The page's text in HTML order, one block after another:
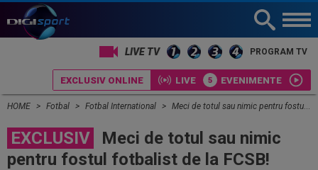
LIVE TV PROGRAM TV
EXCLUSIV ONLINE LIVE EVENIMENTE
HOME Fotbal Fotbal International Meci de totul sau nimic pentru fostul fotbalist de la FCSB! Pleacă de la echipă, dacă retrogradează
EXCLUSIV
Meci de totul sau nimic
pentru fostul fotbalist de la FCSB!